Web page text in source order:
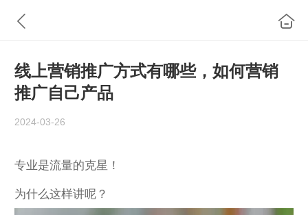
线上营销推广方式有哪些，如何营销
推广自己产品
2024-03-26
专业是流量的克星！
为什么这样讲呢？